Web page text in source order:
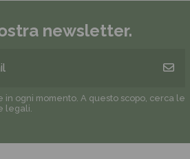
newsletter.
ogni momento. A questo scopo, cerca le
legali.